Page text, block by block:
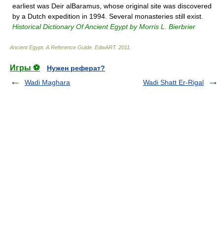
earliest was Deir alBaramus, whose original site was discovered
by a Dutch expedition in 1994. Several monasteries still exist.
Historical Dictionary Of Ancient Egypt by Morris L. Bierbrier
Ancient Egypt. A Reference Guide EdwART. 2011
Игры ⚽
Нужен реферат?
Wadi Maghara
Wadi Shatt Er-Rigal